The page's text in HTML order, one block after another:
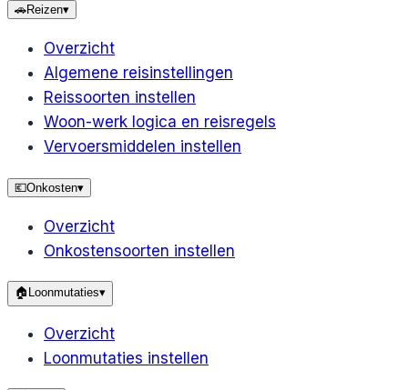
🚗Reizen▾
Overzicht
Algemene reisinstellingen
Reissoorten instellen
Woon-werk logica en reisregels
Vervoersmiddelen instellen
💶Onkosten▾
Overzicht
Onkostensoorten instellen
🏠 Loonmutaties▾
Overzicht
Loonmutaties instellen